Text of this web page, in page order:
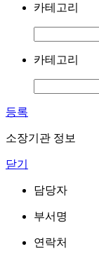
카테고리
카테고리
등록
소장기관 정보
닫기
담당자
부서명
연락처